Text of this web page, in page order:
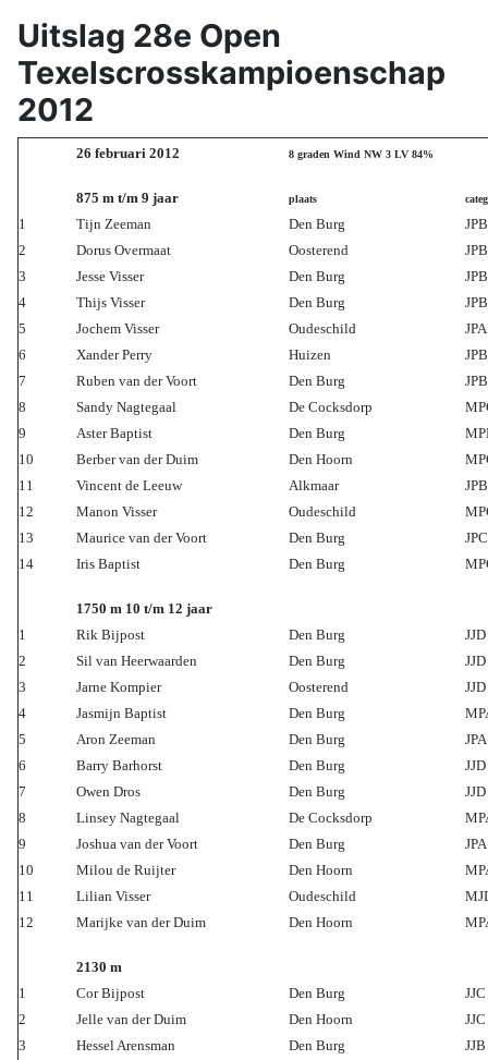
Uitslag 28e Open
Texelscrosskampioenschap
2012
26 februari 2012 8 graden Wind NW 3 LV 84%
875 m t/m 9 jaar plaats
1 Tijn Zeeman Den Burg
JPB
2
Dorus Overmaat Oosterend
JPB
3
Jesse Visser Den Burg
JPB
4
Thijs Visser Den Burg
JPB
5
Jochem Visser Oudeschild
JPA
6
Xander Perry Huizen
JPB
7
Ruben van der Voort Den Burg
JPB
8
Sandy Nagtegaal De Cocksdorp
9
Aster Baptist Den Burg
10
Berber van der Duim Den Hoorn
11
Vincent de Leeuw Alkmaar
JPB
12
Manon Visser Oudeschild
13
Maurice van der Voort Den Burg
JPC
14
Iris Baptist Den Burg
1750 m 10 t/m 12 jaar
1
Rik Bijpost Den Burg
JJD
2
Sil van Heerwaarden Den Burg
JJD
3
Jarne Kompier Oosterend
JJD
4
Jasmijn Baptist Den Burg
5
Aron Zeeman Den Burg
JPA
6
Barry Barhorst Den Burg
JJD
7
Owen Dros Den Burg
JJD
8
Linsey Nagtegaal De Cocksdorp
9
Joshua van der Voort Den Burg
JPA
10
Milou de Ruijter Den Hoorn
11
Lilian Visser Oudeschild
12
Marijke van der Duim Den Hoorn
2130 m
1
Cor Bijpost Den Burg
JJC
2
Jelle van der Duim Den Hoorn
JJC
3
Hessel Arensman Den Burg
JJB